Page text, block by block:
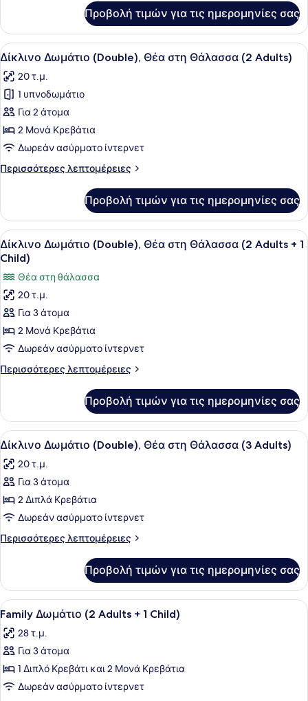
Μονόκλινη
Χρήση
Δίκλινο
Δωμάτιο
για
Χρήση
Προβολή τιμών για τις ημερομηνίες σας
Προβολή
όλων
των
φωτογραφιών
για
Δίκλινο
Δωμάτιο
Θέα
(2
Adults)
Κλινοσκεπάσματα υψηλής
6
Δίκλινο Δωμάτιο (Double), Θέα στη Θάλασσα (2 Adults)
20 τ.μ.
1 υπνοδωμάτιο
Για 2 άτομα
2 Μονά Κρεβάτια
Δωρεάν ασύρματο ίντερνετ
Περισσότερες λεπτομέρειες
Περισσότερες
Δωμάτιο
(Double),
Θέα
στη
Θάλασσα
(2
Adults)
Προβολή τιμών για τις ημερομηνίες σας
Προβολή
όλων
των
φωτογραφιών
για
Δίκλινο
Δωμάτιο
(Double),
Θέα
στη
(2
Adults
+
1
Child)
Κλινοσκεπάσματα υψηλής
6
Δίκλινο Δωμάτιο (Double), Θέα στη Θάλασσα (2 Adults + 1
Child)
Θέα στη θάλασσα
20 τ.μ.
Για 3 άτομα
2 Μονά Κρεβάτια
Δωρεάν ασύρματο ίντερνετ
Περισσότερες λεπτομέρειες
Περισσότερες
Δωμάτιο
(Double),
Θέα
Θάλασσα
(2
+
Προβολή τιμών για τις ημερομηνίες σας
Προβολή
όλων
των
φωτογραφιών
για
Δίκλινο
Δωμάτιο
(Double),
στη
Θάλασσα
(3
Adults)
Κλινοσκεπάσματα υψηλής
6
Δίκλινο Δωμάτιο (Double), Θέα στη Θάλασσα (3 Adults)
20 τ.μ.
Για 3 άτομα
2 Διπλά Κρεβάτια
Δωρεάν ασύρματο ίντερνετ
Περισσότερες λεπτομέρειες
Περισσότερες
Δωμάτιο
(Double),
Θέα
Θάλασσα
(3
Προβολή τιμών για τις ημερομηνίες σας
Προβολή
όλων
των
φωτογραφιών
για
Family
Ένα σύγχρονο δωμάτιο
5
Family Δωμάτιο (2 Adults + 1 Child)
28 τ.μ.
Για 3 άτομα
1 Διπλό Κρεβάτι και 2 Μονά Κρεβάτια
Δωρεάν ασύρματο ίντερνετ